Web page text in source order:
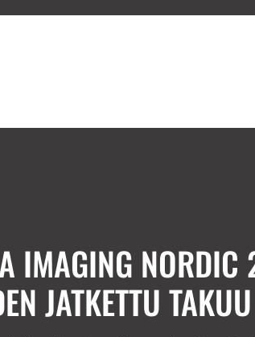
IMAGING NORDIC
JATKETTU TAKUU